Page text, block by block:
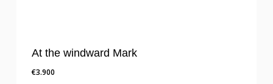
At the windward Mark
€3.900